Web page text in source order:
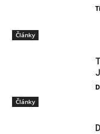
Články
Články